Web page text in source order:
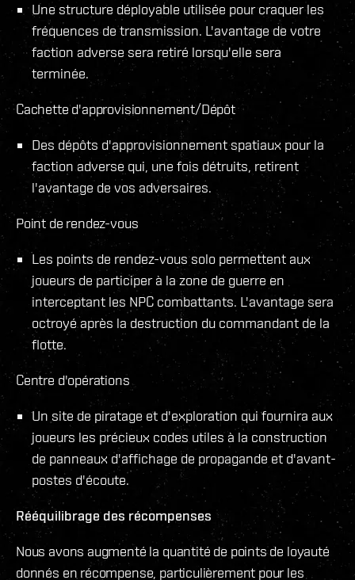
Une structure déployable utilisée pour craquer les
fréquences de transmission. L'avantage de votre
faction adverse sera retiré lorsqu'elle sera
terminée.
Cachette d'approvisionnement/Dépôt
Des dépôts d'approvisionnement spatiaux pour la
faction adverse qui, une fois détruits, retirent
l'avantage de vos adversaires.
Point de rendez-vous
Les points de rendez-vous solo permettent aux
joueurs de participer à la zone de guerre en
interceptant les NPC combattants. L'avantage sera
octroyé après la destruction du commandant de la
flotte.
Centre d'opérations
Un site de piratage et d'exploration qui fournira aux
joueurs les précieux codes utiles à la construction
de panneaux d'affichage de propagande et d'avant-
postes d'écoute.
Rééquilibrage des récompenses
Nous avons augmenté la quantité de points de loyauté
donnés en récompense, particulièrement pour les